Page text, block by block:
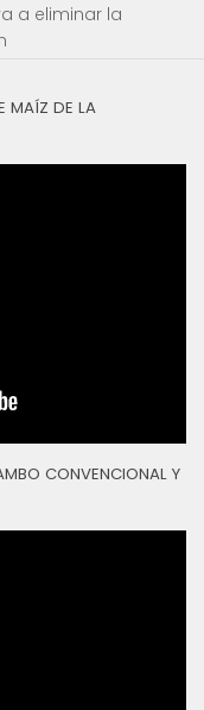
a eliminar la
MAÍZ DE LA
CONVENCIONAL Y